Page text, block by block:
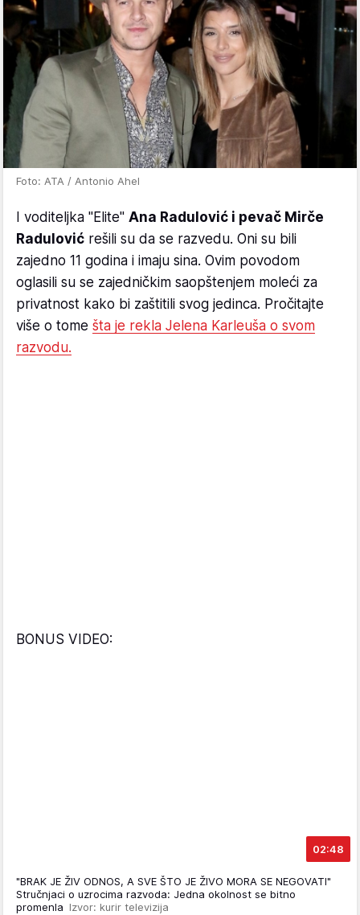
Foto: ATA / Antonio Ahel
I voditeljka "Elite" Ana Radulović i pevač Mirče
Radulović rešili su da se razvedu. Oni su bili
zajedno 11 godina i imaju sina. Ovim povodom
oglasili su se zajedničkim saopštenjem moleći za
privatnost kako bi zaštitili svog jedinca. Pročitajte
više o tome šta je rekla Jelena Karleuša o svom
razvodu.
BONUS VIDEO:
02:48
"BRAK JE ŽIV ODNOS, A SVE ŠTO JE ŽIVO MORA SE NEGOVATI"
Stručnjaci o uzrocima razvoda: Jedna okolnost se bitno
promenla Izvor: kurir televizija